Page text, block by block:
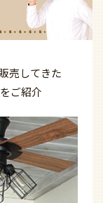
販売してきた
ご紹介